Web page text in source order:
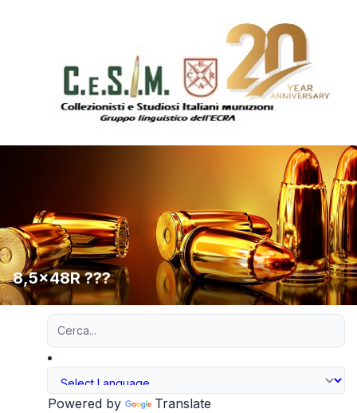
8,5x48R ???
Powered by Translate